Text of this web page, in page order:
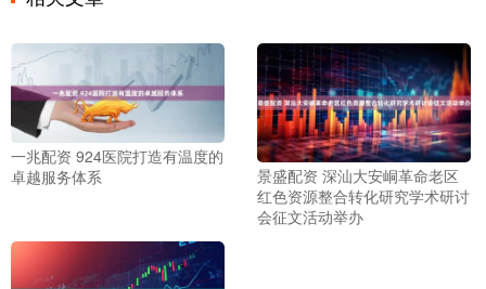
一兆配资 924医院打造有温度的
卓越服务体系
景盛配资 深汕大安峒革命老区
红色资源整合转化研究学术研讨
会征文活动举办